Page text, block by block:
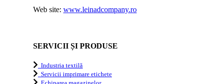
Web site: www.leinadcompany.ro
SERVICII ȘI PRODUSE
Industria textilă
Servicii imprimare etichete